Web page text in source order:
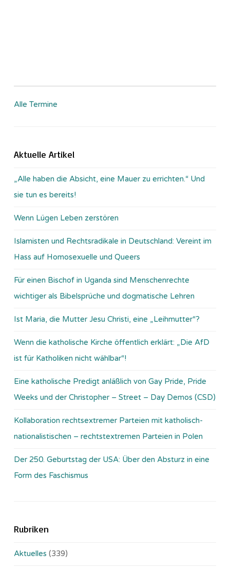
Alle Termine
Aktuelle Artikel
„Alle haben die Absicht, eine Mauer zu errichten.“ Und
sie tun es bereits!
Wenn Lügen Leben zerstören
Islamisten und Rechtsradikale in Deutschland: Vereint im
Hass auf Homosexuelle und Queers
Für einen Bischof in Uganda sind Menschenrechte
wichtiger als Bibelsprüche und dogmatische Lehren
Ist Maria, die Mutter Jesu Christi, eine „Leihmutter“?
Wenn die katholische Kirche öffentlich erklärt: „Die AfD
ist für Katholiken nicht wählbar“!
Eine katholische Predigt anläßlich von Gay Pride, Pride
Weeks und der Christopher – Street – Day Demos (CSD)
Kollaboration rechtsextremer Parteien mit katholisch-
nationalistischen – rechtstextremen Parteien in Polen
Der 250. Geburtstag der USA: Über den Absturz in eine
Form des Faschismus
Rubriken
Aktuelles (339)